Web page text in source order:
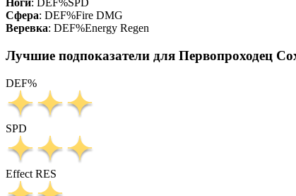
Ноги: DEF%SPD
Сфера: DEF%Fire DMG
Веревка: DEF%Energy Regen
Лучшие подпоказатели для Первопроходец
DEF%
SPD
Effect RES